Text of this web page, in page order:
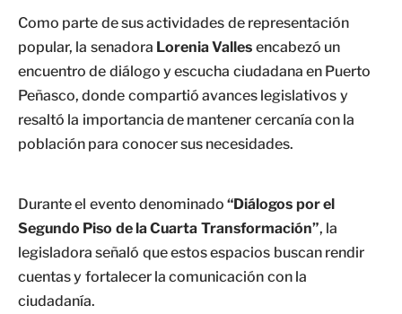
Como parte de sus actividades de representación
popular, la senadora Lorenia Valles encabezó un
encuentro de diálogo y escucha ciudadana en Puerto
Peñasco, donde compartió avances legislativos y
resaltó la importancia de mantener cercanía con la
población para conocer sus necesidades.
Durante el evento denominado“Diálogos por el
Segundo Piso de la Cuarta Transformación”, la
legisladora señaló que estos espacios buscan rendir
cuentas y fortalecer la comunicación con la
ciudadanía.